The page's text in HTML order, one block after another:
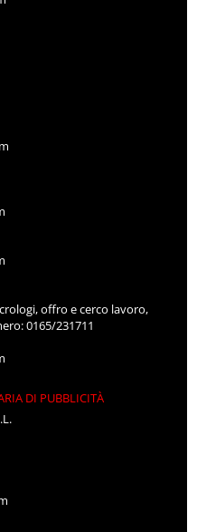
offro e cerco lavoro,
0165/231711